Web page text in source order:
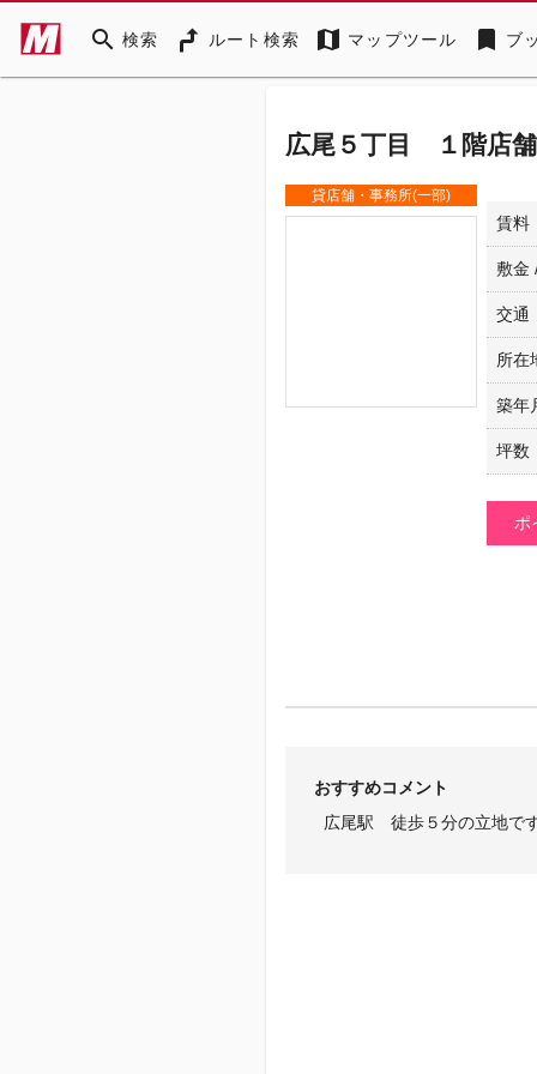
search 検索 ルート検索 map マップツール bookmark ブ
広尾５丁目 １階店
貸店舗・事務所(一部)
賃料
敷金
交通
所在
築年
坪数
ポ
おすすめコメント
広尾駅 徒歩５分の立地で